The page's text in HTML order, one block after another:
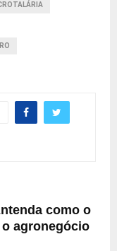
como o
agronegócio